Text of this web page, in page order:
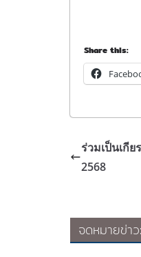
Share this:
ร่วมเป็นเกี
2568
จดหมายข่า